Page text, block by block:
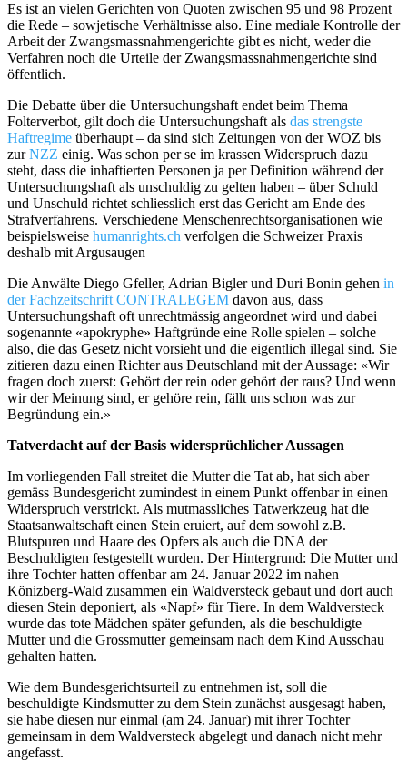
Es ist an vielen Gerichten von Quoten zwischen 95 und 98 Prozent
die Rede – sowjetische Verhältnisse also. Eine mediale Kontrolle der
Arbeit der Zwangsmassnahmengerichte gibt es nicht, weder die
Verfahren noch die Urteile der Zwangsmassnahmengerichte sind
öffentlich.
Die Debatte über die Untersuchungshaft endet beim Thema
Folterverbot, gilt doch die Untersuchungshaft als das strengste
Haftregime überhaupt – da sind sich Zeitungen von der WOZ bis
zurNZZ einig. Was schon per se im krassen Widerspruch dazu
steht, dass die inhaftierten Personen ja per Definition während der
Untersuchungshaft als unschuldig zu gelten haben – über Schuld
und Unschuld richtet schliesslich erst das Gericht am Ende des
Strafverfahrens. Verschiedene Menschenrechtsorganisationen wie
beispielsweise humanrights.ch verfolgen die Schweizer Praxis
deshalb mit Argusaugen
Die Anwälte Diego Gfeller, Adrian Bigler und Duri Bonin gehen in
der Fachzeitschrift CONTRALEGEM davon aus, dass
Untersuchungshaft oft unrechtmässig angeordnet wird und dabei
sogenannte «apokryphe» Haftgründe eine Rolle spielen – solche
also, die das Gesetz nicht vorsieht und die eigentlich illegal sind. Sie
zitieren dazu einen Richter aus Deutschland mit der Aussage: «Wir
fragen doch zuerst: Gehört der rein oder gehört der raus? Und wenn
wir der Meinung sind, er gehöre rein, fällt uns schon was zur
Begründung ein.»
Tatverdacht auf der Basis widersprüchlicher Aussagen
Im vorliegenden Fall streitet die Mutter die Tat ab, hat sich aber
gemäss Bundesgericht zumindest in einem Punkt offenbar in einen
Widerspruch verstrickt. Als mutmassliches Tatwerkzeug hat die
Staatsanwaltschaft einen Stein eruiert, auf dem sowohl z.B.
Blutspuren und Haare des Opfers als auch die DNA der
Beschuldigten festgestellt wurden. Der Hintergrund: Die Mutter und
ihre Tochter hatten offenbar am 24. Januar 2022 im nahen
Könizberg-Wald zusammen ein Waldversteck gebaut und dort auch
diesen Stein deponiert, als «Napf» für Tiere. In dem Waldversteck
wurde das tote Mädchen später gefunden, als die beschuldigte
Mutter und die Grossmutter gemeinsam nach dem Kind Ausschau
gehalten hatten.
Wie dem Bundesgerichtsurteil zu entnehmen ist, soll die
beschuldigte Kindsmutter zu dem Stein zunächst ausgesagt haben,
sie habe diesen nur einmal (am 24. Januar) mit ihrer Tochter
gemeinsam in dem Waldversteck abgelegt und danach nicht mehr
angefasst.